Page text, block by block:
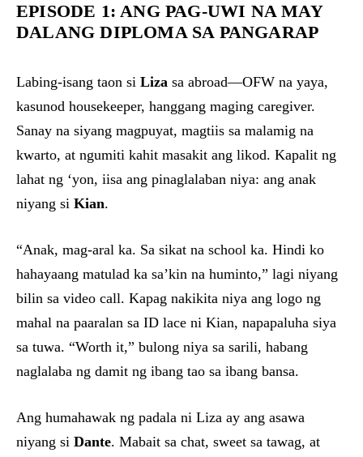
EPISODE 1: ANG PAG-UWI NA MAY
DALANG DIPLOMA SA PANGARAP
Labing-isang taon si Liza sa abroad—OFW na yaya,
kasunod housekeeper, hanggang maging caregiver.
Sanay na siyang magpuyat, magtiis sa malamig na
kwarto, at ngumiti kahit masakit ang likod. Kapalit ng
lahat ng ‘yon, iisa ang pinaglalaban niya: ang anak
niyang si Kian.
“Anak, mag-aral ka. Sa sikat na school ka. Hindi ko
hahayaang matulad ka sa’kin na huminto,” lagi niyang
bilin sa video call. Kapag nakikita niya ang logo ng
mahal na paaralan sa ID lace ni Kian, napapaluha siya
sa tuwa. “Worth it,” bulong niya sa sarili, habang
naglalaba ng damit ng ibang tao sa ibang bansa.
Ang humahawak ng padala ni Liza ay ang asawa
niyang si Dante. Mabait sa chat, sweet sa tawag, at